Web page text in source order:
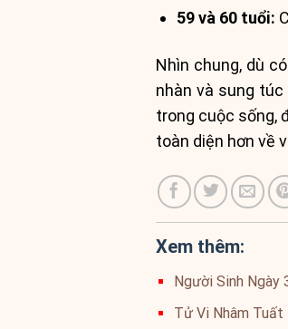
59 và 60 tuổi:
Nhìn chung, dù
nhàn và sung
trong cuộc sống,
toàn diện hơn về
Xem thêm:
Người Sinh Ngày
Tử Vi Nhâm Tuất